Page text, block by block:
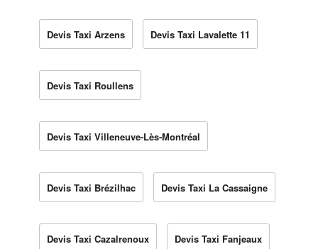
Devis Taxi Arzens Devis Taxi Lavalette 11
Devis Taxi Roullens
Devis Taxi Villeneuve-Lès-Montréal
Devis Taxi Brézilhac Devis Taxi La Cassaigne
Devis Taxi Cazalrenoux Devis Taxi Fanjeaux